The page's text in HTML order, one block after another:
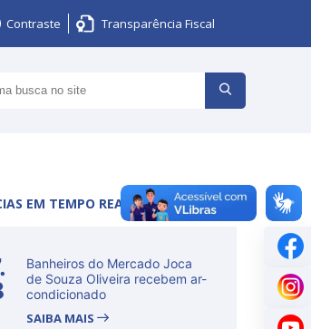
Contraste Transparência Fiscal
EM TEMPO REAL
Banheiros do Mercado Joca
de Souza Oliveira recebem ar-
condicionado
SAIBA MAIS